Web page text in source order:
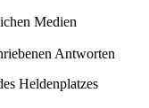
Medien
Antworten
Heldenplatzes